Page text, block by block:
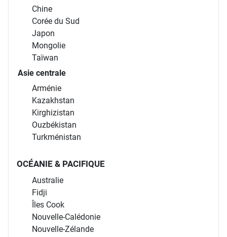
Chine
Corée du Sud
Japon
Mongolie
Taïwan
Asie centrale
Arménie
Kazakhstan
Kirghizistan
Ouzbékistan
Turkménistan
OCÉANIE & PACIFIQUE
Australie
Fidji
Îles Cook
Nouvelle-Calédonie
Nouvelle-Zélande